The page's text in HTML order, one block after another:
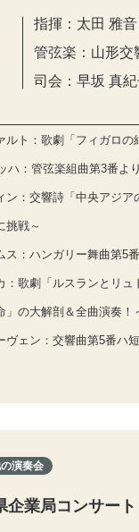
指揮：太田 雅音
管弦楽：山形交
司会：早坂 真紀
ルト：歌劇「フィガロの
ハ：管弦楽組曲第3番よ
ン：交響詩「中央アジア
挑戦～
ス：ハンガリー舞曲第5
：歌劇「ルスランとリュ
」の大解剖＆全曲演奏！
ヴェン：交響曲第5番ハ
演奏会
企業局コンサー